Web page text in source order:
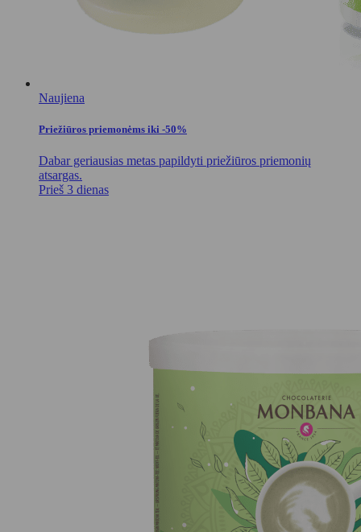
Naujiena
Priežiūros priemonėms iki -50%
Dabar geriausias metas papildyti priežiūros priemonių
atsargas.
Prieš 3 dienas